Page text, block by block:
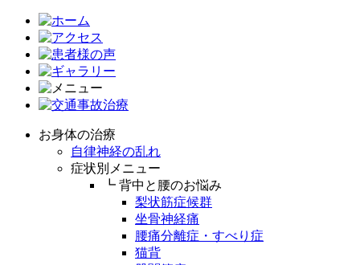
お身体の治療
自律神経の乱れ
症状別メニュー
┗ 背中と腰のお悩み
梨状筋症候群
坐骨神経痛
腰痛分離症・すべり症
猫背